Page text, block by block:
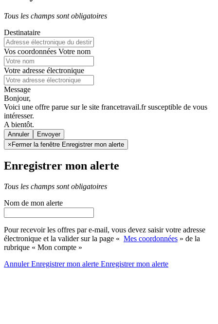
Tous les champs sont obligatoires
Destinataire
Vos coordonnées Votre nom
Votre adresse électronique
Message
Bonjour,
Voici une offre parue sur le site francetravail.fr susceptible de vous
intéresser.
A bientôt.
Annuler
× Fermer la fenêtre Enregistrer mon alerte
Enregistrer mon alerte
Tous les champs sont obligatoires
Nom de mon alerte
Pour recevoir les offres par e-mail, vous devez saisir votre adresse
électronique et la valider sur la page « Mes coordonnées » de la
rubrique « Mon compte »
AnnulerEnregistrer mon alerte Enregistrermon alerte